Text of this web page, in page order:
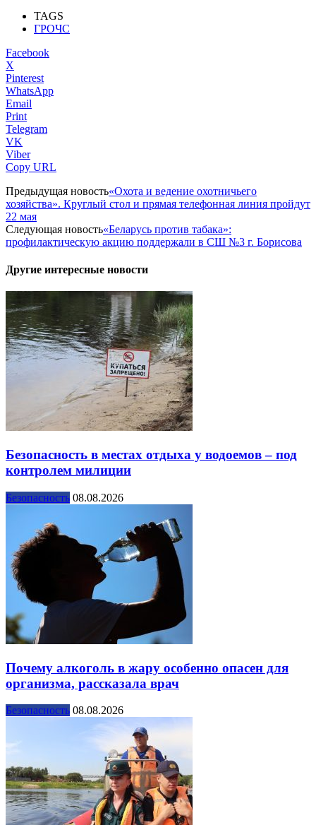
TAGS
ГРОЧС
Facebook
X
Pinterest
WhatsApp
Email
Print
Telegram
VK
Viber
Copy URL
Предыдущая новость«Охота и ведение охотничьего
хозяйства». Круглый стол и прямая телефонная линия пройдут
22 мая
Следующая новость«Беларусь против табака»:
профилактическую акцию поддержали в СШ №3 г. Борисова
Другие интересные новости
Безопасность в местах отдыха у водоемов – под
контролем милиции
Безопасность 08.08.2026
Почему алкоголь в жару особенно опасен для
организма, рассказала врач
Безопасность 08.08.2026